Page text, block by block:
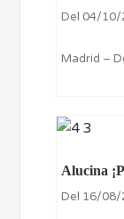
Del 04/
Madrid –
Alucina
Del 16/